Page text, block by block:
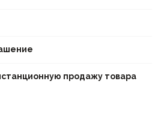
продажу товара